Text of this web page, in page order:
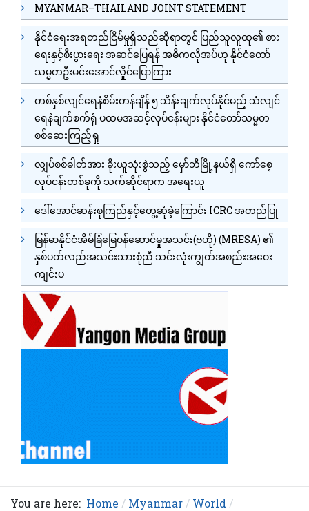
MYANMAR–THAILAND JOINT STATEMENT
နိုင်ငံရေးအရတည်ငြိမ်မှုရှိသည်ဆိုရာတွင် ပြည်သူလူထု၏ စား
ရေးနှင့်စီးပွားရေး အဆင်ပြေရန် အဓိကလိုအပ်ဟု နိုင်ငံတော်
သမ္မတဦးမင်းအောင်လှိုင်ပြောကြား
တစ်နှစ်လျင်ရေနံစိမ်းတန်ချိန် ၅ သိန်းချက်လုပ်နိုင်မည့် သံလျင်
ရေနံချက်စက်ရုံ ပထမအဆင့်လုပ်ငန်းများ နိုင်ငံတော်သမ္မတ
စစ်ဆေးကြည့်ရှု
လျှပ်စစ်ဓါတ်အား ခိုးယူသုံးစွဲသည့် မှော်ဘီမြို့နယ်ရှိ ကော်စေ့
လုပ်ငန်းတစ်ခုကို သက်ဆိုင်ရာက အရေးယူ
ဒေါ်အောင်ဆန်းစုကြည်နှင့်တွေ့ဆုံခဲ့ကြောင်း ICRC အတည်ပြု
မြန်မာနိုင်ငံအိမ်ခြံမြေဝန်ဆောင်မှုအသင်း(ဗဟို) (MRESA) ၏
နှစ်ပတ်လည်အသင်းသားစုံညီ သင်းလုံးကျွတ်အစည်းအဝေး
ကျင်းပ
You are here: Home Myanmar
World